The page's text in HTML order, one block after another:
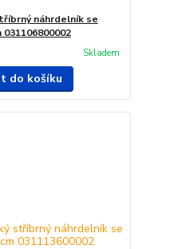
náhrdelník se
Skladem
do košíku